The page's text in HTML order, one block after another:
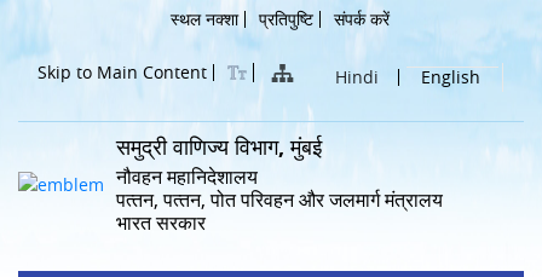
main
Header
Menu
स्थल नक्शा प्रतिपुष्टि संपर्क करें
Skip to Main Content Hindi English
समुद्री वाणिज्य विभाग, मुंबई
नौवहन महानिदेशालय
पत्‍तन, पत्‍तन, पोत परिवहन और जलमार्ग मंत्रालय
भारत सरकार